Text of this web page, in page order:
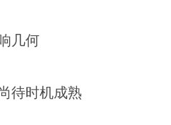
几何
待时机成熟